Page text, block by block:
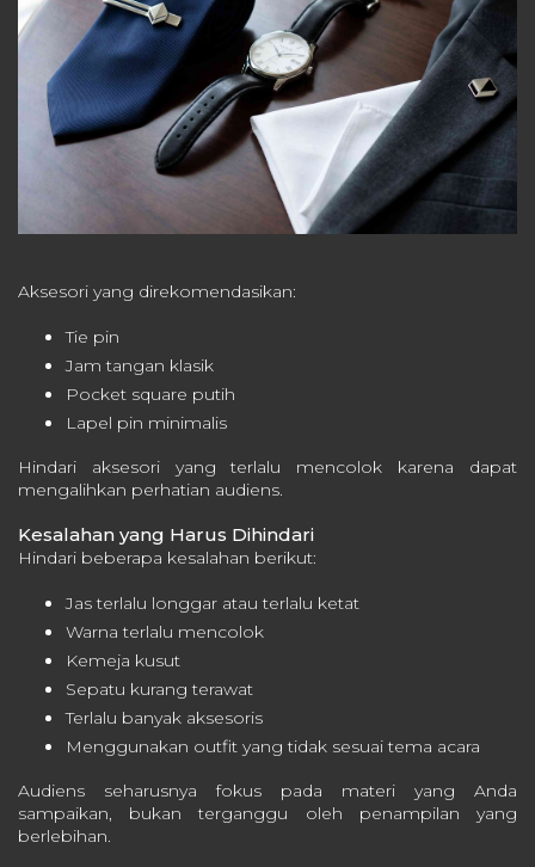
Aksesori yang direkomendasikan:
Tie pin
Jam tangan klasik
Pocket square putih
Lapel pin minimalis
Hindari aksesori yang terlalu mencolok karena dapat
mengalihkan perhatian audiens.
Kesalahan yang Harus Dihindari
Hindari beberapa kesalahan berikut:
Jas terlalu longgar atau terlalu ketat
Warna terlalu mencolok
Kemeja kusut
Sepatu kurang terawat
Terlalu banyak aksesoris
Menggunakan outfit yang tidak sesuai tema acara
Audiens seharusnya fokus pada materi yang Anda
sampaikan, bukan terganggu oleh penampilan yang
berlebihan.